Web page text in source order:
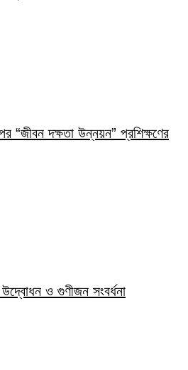
“জীবন দক্ষতা উন্নয়ন” প্রশিক্ষণের
ও গুণীজন সংবর্ধনা